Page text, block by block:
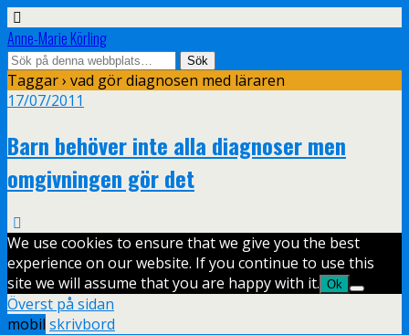
Anne-Marie Körling
Taggar › vad gör diagnosen med läraren
17/07/2011
Barn behöver inte alla diagnoser men
omgivningen gör det
We use cookies to ensure that we give you the best
experience on our website. If you continue to use this
site we will assume that you are happy with it. Ok
Överst på sidan
mobil skrivbord